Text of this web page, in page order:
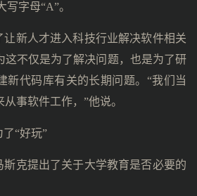
字母“A”。
让新人才进入科技行业解决软件相关
这不仅是为了解决问题，也是为了研
新代码库有关的长期问题。“我们当
事软件工作，”他说。
“好玩”
斯克提出了关于大学教育是否必要的